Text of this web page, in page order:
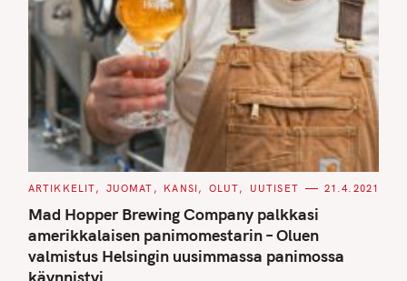
C
T
E
G
O
R
I
E
ARTIKKELIT JUOMAT KANSI OLUT UUTISET 21.4.2021
Mad Hopper Brewing Company palkkasi
amerikkalaisen panimomestarin – Oluen
valmistus Helsingin uusimmassa panimossa